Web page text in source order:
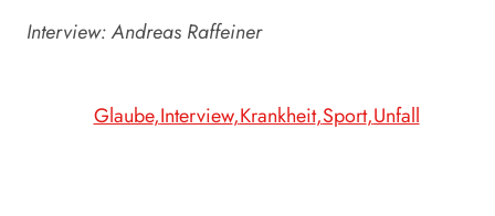
Interview: Andreas Raffeiner
Glaube Interview Krankheit Sport Unfall